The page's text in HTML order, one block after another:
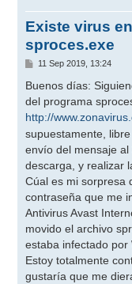
Existe virus
sproces.exe
M
n
a
j
e
11 Sep 2019, 13:24
Buenos días:
del programa
http://
supuestamente,
envío del mensaje
descarga, y realizar
Cúal es mi sorpresa
contraseña que me
Antivirus Avast
movido el archivo
estaba infectado por
Estoy totalmente
gustaría que me